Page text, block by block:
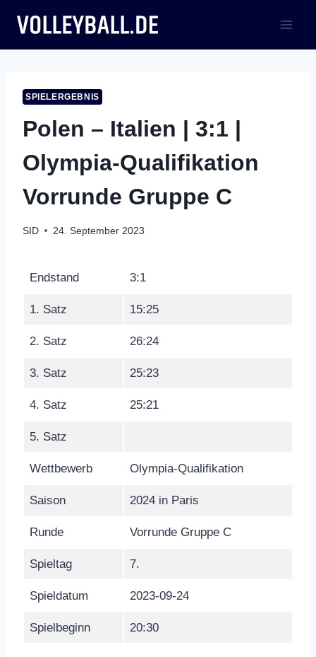
Inhalt
springen
SPIELERGEBNIS
Polen – Italien | 3:1 |
Olympia-Qualifikation
Vorrunde Gruppe C
SID 24. September 2023
Endstand 3:1
1. Satz 15:25
2. Satz 26:24
3. Satz 25:23
4. Satz 25:21
5. Satz
Wettbewerb Olympia-Qualifikation
Saison 2024 in Paris
Runde Vorrunde Gruppe C
Spieltag 7.
Spieldatum 2023-09-24
Spielbeginn 20:30